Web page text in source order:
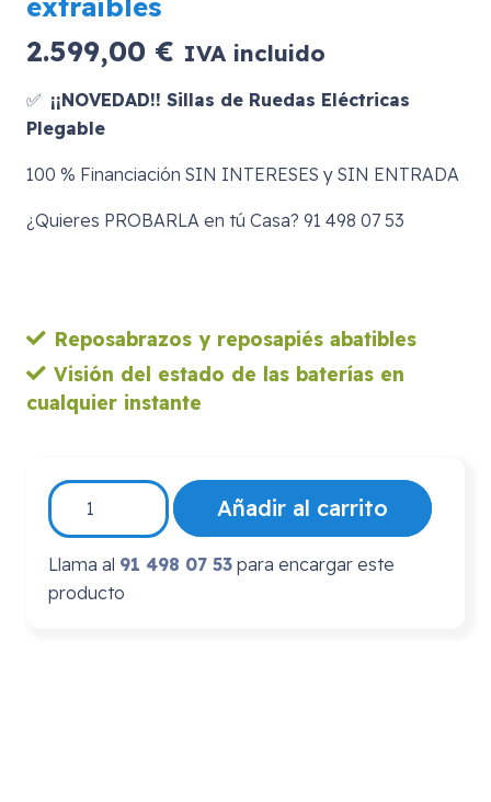
2.599,00 € IVA incluido
✅ ¡¡NOVEDAD!! Sillas de Ruedas Eléctricas
Plegable
100 % Financiación SIN INTERESES y SIN ENTRADA
¿Quieres PROBARLA en tú Casa? 91 498 07 53
Reposabrazos y reposapiés abatibles
Visión del estado de las baterías en
cualquier instante
Silla
de
Plegable
Añadir al carrito
Llama al 91 498 07 53 para encargar este
producto